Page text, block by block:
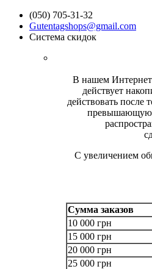
(050) 705-31-32
Gutentagshops@gmail.com
Система скидок
В нашем
действует
действовать после
превышающую
С увеличением
Сумма заказов
10 000 грн
15 000 грн
20 000 грн
25 000 грн